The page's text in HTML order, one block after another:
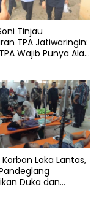
Tinjau
TPA Jatiwaringin:
Wajib Punya Alat
Laka Lantas,
Duka dan